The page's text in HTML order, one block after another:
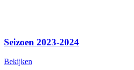
Seizoen 2023-2024
Bekijken